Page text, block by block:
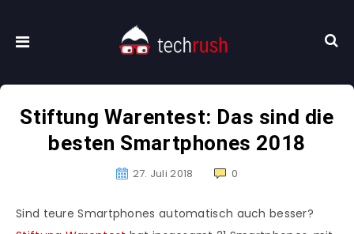
Stiftung Warentest: Das sind die
besten Smartphones 2018
27. Juli 2018 0
Sind teure Smartphones automatisch auch besser?